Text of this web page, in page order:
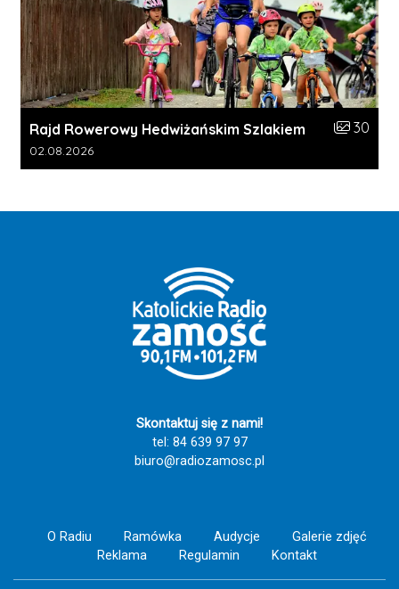
Rajd Rowerowy Hedwiżańskim Szlakiem Liczba
30
Data dodania galerii:
02.08.2026
Skontaktuj się z nami!
tel: 84 639 97 97
biuro@radiozamosc.pl
O Radiu Ramówka Audycje
Galerie zdjęć
Reklama
Regulamin Kontakt